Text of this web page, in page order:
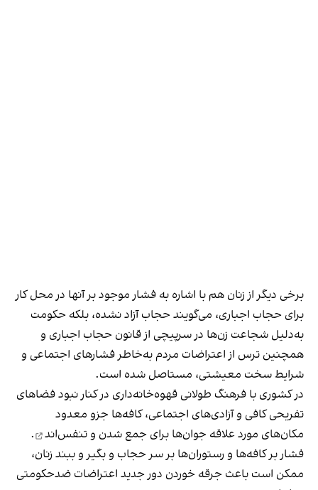
برخی دیگر از زنان هم با اشاره به فشار موجود بر آنها در محل کار
برای حجاب اجباری، می‌گویند حجاب آزاد نشده، بلکه حکومت
به‌دلیل شجاعت زن‌ها در سرپیچی از قانون حجاب اجباری و
همچنین ترس از اعتراضات مردم به‌خاطر فشارهای اجتماعی و
شرایط سخت معیشتی، مستاصل شده است.
در کشوری با فرهنگ طولانی قهوه‌‌خانه‌داری در کنار نبود فضاهای
تفریحی کافی و آزادی‌های اجتماعی، کافه‌ها جزو معدود
مکان‌های مورد علاقه جوان‌ها برای جمع شدن و تنفس‌اند
.
فشار بر کافه‌ها و رستوران‌ها بر سر حجاب و بگیر و ببند زنان،
ممکن است باعث جرقه خوردن دور جدید اعتراضات ضدحکومتی